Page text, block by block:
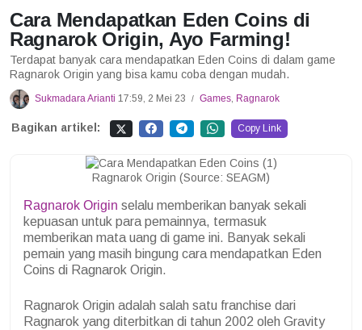
Cara Mendapatkan Eden Coins di
Ragnarok Origin, Ayo Farming!
Terdapat banyak cara mendapatkan Eden Coins di dalam game
Ragnarok Origin yang bisa kamu coba dengan mudah.
Sukmadara Arianti 17:59, 2 Mei 23 / Games, Ragnarok
Bagikan artikel: Copy Link
Ragnarok Origin (Source: SEAGM)
Ragnarok Origin selalu memberikan banyak sekali
kepuasan untuk para pemainnya, termasuk
memberikan mata uang di game ini. Banyak sekali
pemain yang masih bingung cara mendapatkan Eden
Coins di Ragnarok Origin.
Ragnarok Origin adalah salah satu franchise dari
Ragnarok yang diterbitkan di tahun 2002 oleh Gravity